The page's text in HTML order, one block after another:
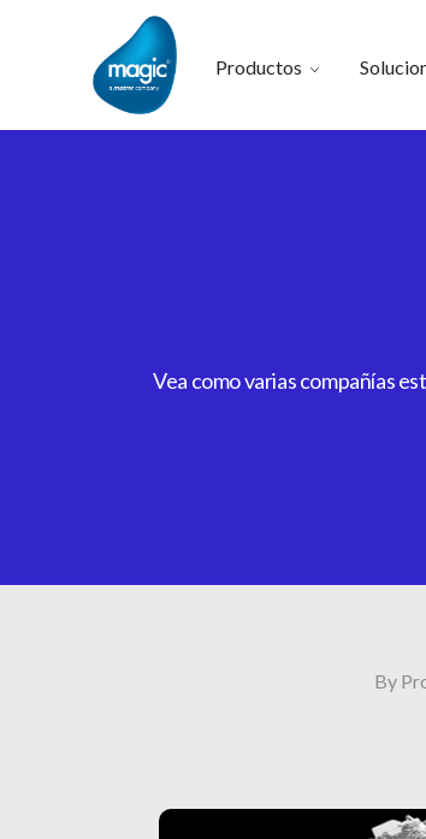
Productos
Vea como varias compañías
By